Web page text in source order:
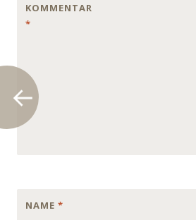
KOMMENTAR
*
NAME *